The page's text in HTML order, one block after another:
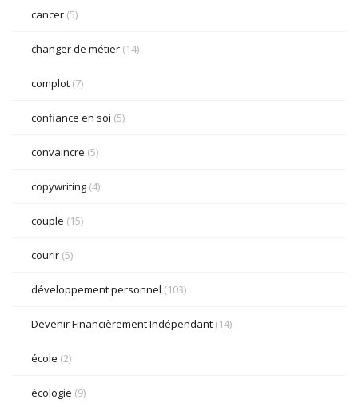
cancer (5)
changer de métier (14)
complot (7)
confiance en soi (5)
convaincre (5)
copywriting (4)
couple (15)
courir (5)
développement personnel (103)
Devenir Financièrement Indépendant (14)
école (2)
écologie (9)